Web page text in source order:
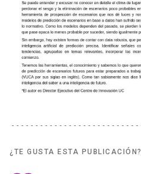
¿TE GUSTA ESTA PUBLICACIÓN?